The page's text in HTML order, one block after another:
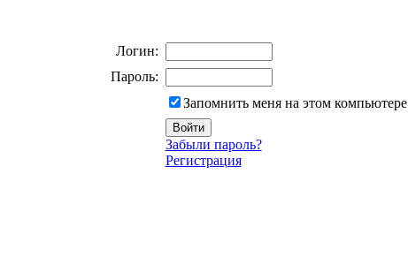
Логин:
Пароль:
Запомнить меня на этом компьютере
Забыли пароль?
Регистрация